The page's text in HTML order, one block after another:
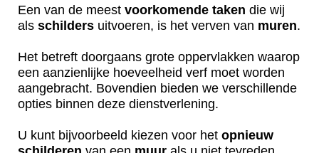
Een van de meest voorkomende taken die wij
als schilders uitvoeren, is het verven van muren.
Het betreft doorgaans grote oppervlakken waarop
een aanzienlijke hoeveelheid verf moet worden
aangebracht. Bovendien bieden we verschillende
opties binnen deze dienstverlening.
U kunt bijvoorbeeld kiezen voor het opnieuw